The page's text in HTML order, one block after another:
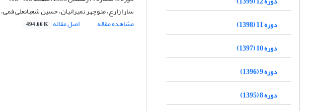
سارا زارع، منوچهر نمیرانیان، حسین شعبانعلی
مشاهده مقاله
اصل مقاله 494.66 K
دوره 11 (1398)
دوره 10 (1397)
دوره 9 (1396)
دوره 8 (1395)